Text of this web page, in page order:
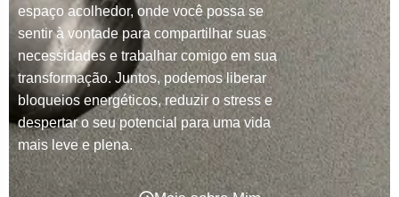
espaço acolhedor, onde você possa se
sentir à vontade para compartilhar suas
necessidades e trabalhar comigo em sua
transformação. Juntos, podemos liberar
bloqueios energéticos, reduzir o stress e
despertar o seu potencial para uma vida
mais leve e plena.